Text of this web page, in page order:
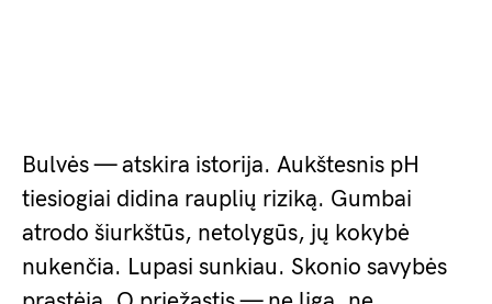
Bulvės — atskira istorija. Aukštesnis pH
tiesiogiai didina rauplių riziką. Gumbai
atrodo šiurkštūs, netolygūs, jų kokybė
nukenčia. Lupasi sunkiau. Skonio savybės